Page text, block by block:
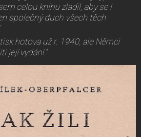
celou knihu zladil, aby se i
společný duch všech těch
hotova už r. 1940, ale Němci
její vydání.“